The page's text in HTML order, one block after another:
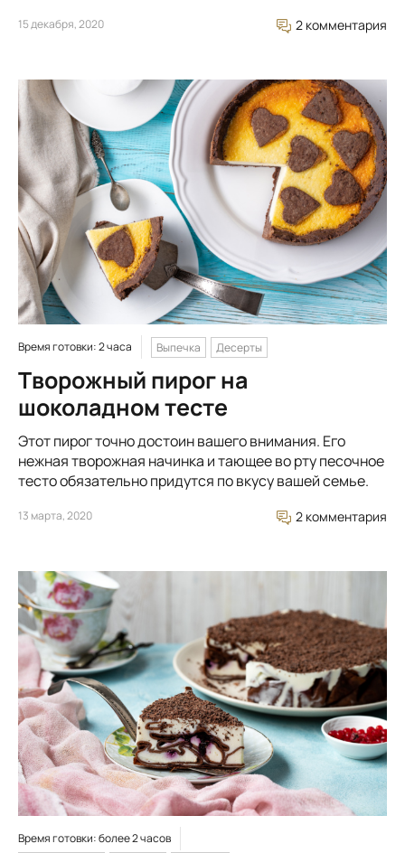
15 декабря, 2020 2 комментария
Время готовки: 2 часа Выпечка Десерты
Творожный пирог на
шоколадном тесте
Этот пирог точно достоин вашего внимания. Его
нежная творожная начинка и тающее во рту песочное
тесто обязательно придутся по вкусу вашей семье.
13 марта, 2020 2 комментария
Время готовки: более 2 часов